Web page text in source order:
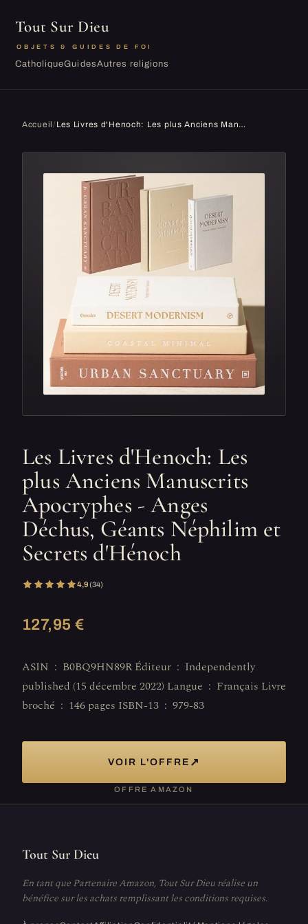
Tout Sur Dieu
OBJETS & GUIDES DE FOI
CatholiqueGuidesAutres religions
Accueil/ Les Livres d'Henoch: Les plus Anciens Manuscrits Apocryphes - Anges Déchus, Géants Néphilim et Secrets d'Hénoch
Les Livres d'Henoch: Les
plus Anciens Manuscrits
Apocryphes - Anges
Déchus, Géants Néphilim et
Secrets d'Hénoch
4,9(34)
127,95 €
ASIN ‏ : ‎ B0BQ9HN89R Éditeur ‏ : ‎ Independently
published (15 décembre 2022) Langue ‏ : ‎ Français Livre
broché ‏ : ‎ 146 pages ISBN-13 ‏ : ‎ 979-83
VOIR L'OFFRE ↗
OFFRE AMAZON
Tout Sur Dieu
En tant que Partenaire Amazon, Tout Sur Dieu réalise un
bénéfice sur les achats remplissant les conditions requises.